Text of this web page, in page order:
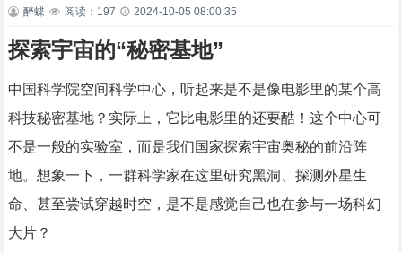
醉蝶 阅读：197 2024-10-05 08:00:35
探索宇宙的“秘密基地”
中国科学院空间科学中心，听起来是不是像电影里的某个高
科技秘密基地？实际上，它比电影里的还要酷！这个中心可
不是一般的实验室，而是我们国家探索宇宙奥秘的前沿阵
地。想象一下，一群科学家在这里研究黑洞、探测外星生
命、甚至尝试穿越时空，是不是感觉自己也在参与一场科幻
大片？